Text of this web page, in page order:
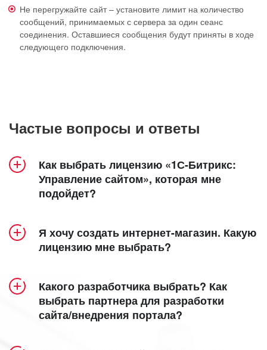
Не перегружайте сайт – установите лимит на количество
сообщений, принимаемых с сервера за один сеанс
соединения. Оставшиеся сообщения будут приняты в ходе
следующего подключения.
Частые вопросы и ответы
Как выбрать лицензию «1С-Битрикс:
Управление сайтом», которая мне
подойдет?
Продукт «1С-Битрикс: Управление сайтом»
включает 5 лицензий – «Старт», «Стандарт»,
Посмотрите удобную детальную
таблицу
сравнения лицензий, в которой наглядно
представлен функционал каждой из них.
Я хочу создать интернет-магазин. Какую
лицензию мне выбрать?
лицензиях
«Малый бизнес» ,«Бизнес»
«Энтерпрайз».
Кроме того, специально для самых
Какого разработчика выбрать? Как
выбрать партнера для разработки
сайта/внедрения портала?